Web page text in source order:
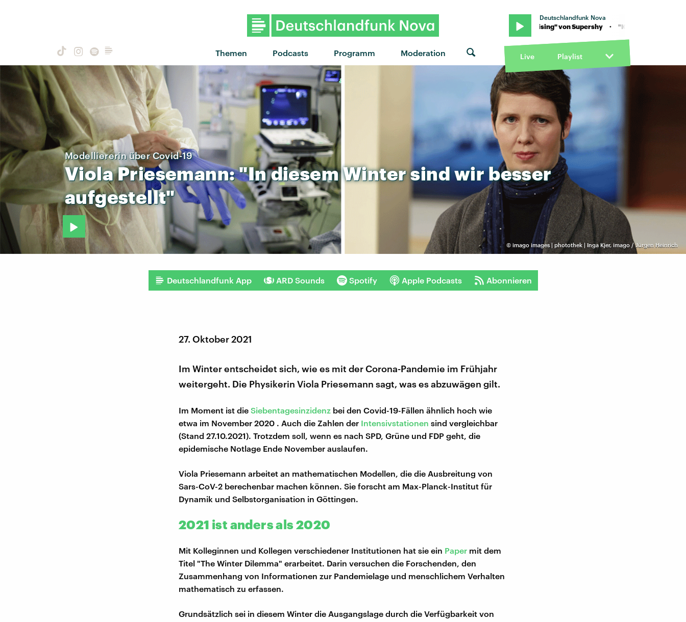
Themen Podcasts Programm Moderation
Deutschlandfunk Nova
"Keep It Rising" von Supershy · "Keep It Rising" von Supershy · "Keep It Rising" von Supershy
Live Playlist
© imago images | photothek | Inga Kjer, imago / Jürgen Heinrich
Modelliererin über Covid-19
ViolaPriesemann:"IndiesemWintersindwirbesser
aufgestellt"
Deutschlandfunk App ARD Sounds Spotify Apple Podcasts Abonnieren
27. Oktober 2021
Im Winter entscheidet sich, wie es mit der Corona-Pandemie im Frühjahr
weitergeht. Die Physikerin Viola Priesemann sagt, was es abzuwägen gilt.
Im Moment ist die Siebentagesinzidenz bei den Covid-19-Fällen ähnlich hoch wie
etwa im November 2020 . Auch die Zahlen der Intensivstationen sind vergleichbar
(Stand 27.10.2021). Trotzdem soll, wenn es nach SPD, Grüne und FDP geht, die
epidemische Notlage Ende November auslaufen.
Viola Priesemann arbeitet an mathematischen Modellen, die die Ausbreitung von
Sars-CoV-2 berechenbar machen können. Sie forscht am Max-Planck-Institut für
Dynamik und Selbstorganisation in Göttingen.
2021 ist anders als 2020
Mit Kolleginnen und Kollegen verschiedener Institutionen hat sie ein Paper mit dem
Titel "The Winter Dilemma" erarbeitet. Darin versuchen die Forschenden, den
Zusammenhang von Informationen zur Pandemielage und menschlichem Verhalten
mathematisch zu erfassen.
Grundsätzlich sei in diesem Winter die Ausgangslage durch die Verfügbarkeit von